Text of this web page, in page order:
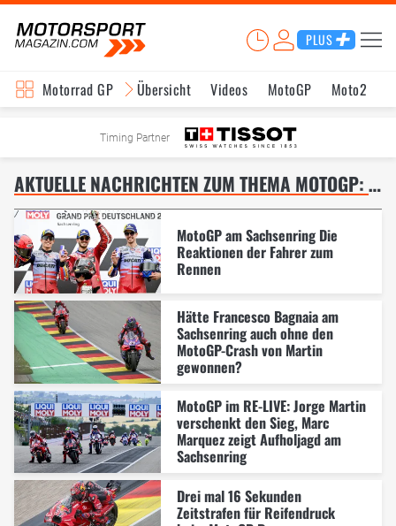
PLUS
Motorrad GP Übersicht Videos MotoGP Moto2
Timing Partner
AKTUELLE NACHRICHTEN ZUM THEMA MOTOGP: DEUTSCHLAND-GP AM SACHSENRING – SEITE 7
MotoGP am Sachsenring Die
Reaktionen der Fahrer zum
Rennen
Hätte Francesco Bagnaia am
Sachsenring auch ohne den
MotoGP-Crash von Martin
gewonnen?
MotoGP im RE-LIVE: Jorge Martin
verschenkt den Sieg, Marc
Marquez zeigt Aufholjagd am
Sachsenring
Drei mal 16 Sekunden
Zeitstrafen für Reifendruck